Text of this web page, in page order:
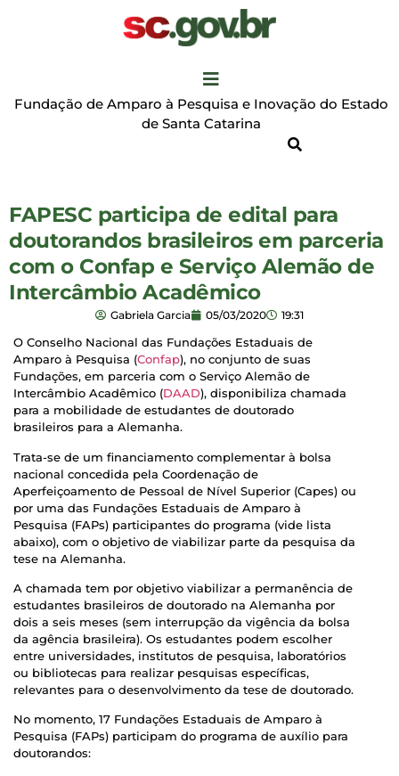
Fundação de Amparo à Pesquisa e Inovação do Estado
de Santa Catarina
FAPESC participa de edital para
doutorandos brasileiros em parceria
com o Confap e Serviço Alemão de
Intercâmbio Acadêmico
Gabriela Garcia 05/03/2020 19:31
O Conselho Nacional das Fundações Estaduais de
Amparo à Pesquisa (Confap), no conjunto de suas
Fundações, em parceria com o Serviço Alemão de
Intercâmbio Acadêmico (DAAD), disponibiliza chamada
para a mobilidade de estudantes de doutorado
brasileiros para a Alemanha.
Trata-se de um financiamento complementar à bolsa
nacional concedida pela Coordenação de
Aperfeiçoamento de Pessoal de Nível Superior (Capes) ou
por uma das Fundações Estaduais de Amparo à
Pesquisa (FAPs) participantes do programa (vide lista
abaixo), com o objetivo de viabilizar parte da pesquisa da
tese na Alemanha.
A chamada tem por objetivo viabilizar a permanência de
estudantes brasileiros de doutorado na Alemanha por
dois a seis meses (sem interrupção da vigência da bolsa
da agência brasileira). Os estudantes podem escolher
entre universidades, institutos de pesquisa, laboratórios
ou bibliotecas para realizar pesquisas específicas,
relevantes para o desenvolvimento da tese de doutorado.
No momento, 17 Fundações Estaduais de Amparo à
Pesquisa (FAPs) participam do programa de auxílio para
doutorandos: